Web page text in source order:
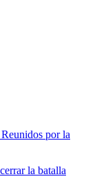
por la
la batalla